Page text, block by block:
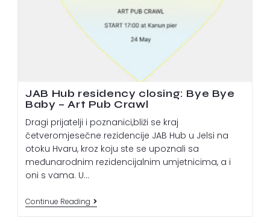
JAB Hub residency closing: Bye Bye
Baby – Art Pub Crawl
Dragi prijatelji i poznanici,bliži se kraj
četveromjesečne rezidencije JAB Hub u Jelsi na
otoku Hvaru, kroz koju ste se upoznali sa
međunarodnim rezidencijalnim umjetnicima, a i
oni s vama. U…
Continue Reading